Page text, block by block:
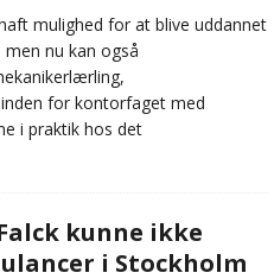
mulighed for at blive uddannet
nu kan også
for kontorfaget med
i praktik hos det
kunne ikke
i Stockholm